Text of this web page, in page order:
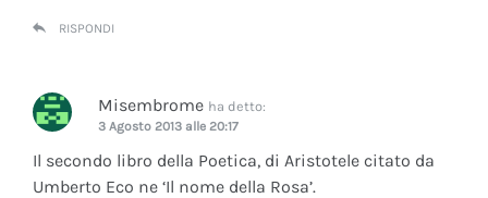
RISPONDI
Misembrome ha detto:
3 Agosto 2013 alle 20:17
Il secondo libro della Poetica, di Aristotele citato da
Umberto Eco ne ‘Il nome della Rosa’.